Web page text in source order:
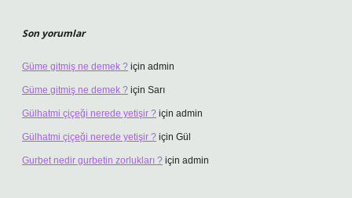
Son yorumlar
Güme gitmiş ne demek ? için admin
Güme gitmiş ne demek ? için Sarı
Gülhatmi çiçeği nerede yetişir ? için admin
Gülhatmi çiçeği nerede yetişir ? için Gül
Gurbet nedir gurbetin zorlukları ? için admin